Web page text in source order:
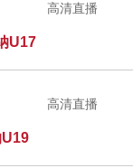
U17
高清直播
高清直播